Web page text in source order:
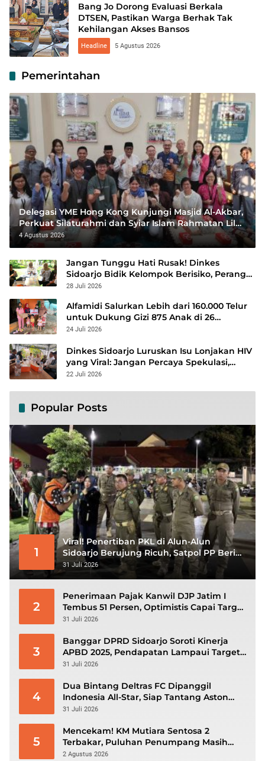
Bang Jo Dorong Evaluasi Berkala
DTSEN, Pastikan Warga Berhak Tak
Kehilangan Akses Bansos
Headline 5 Agustus 2026
Pemerintahan
Delegasi YME Hong Kong Kunjungi Masjid Al-Akbar,
Perkuat Silaturahmi dan Syiar Islam Rahmatan Lil
‘Alamin
4 Agustus 2026
Jangan Tunggu Hati Rusak! Dinkes
Sidoarjo Bidik Kelompok Berisiko, Perang
Terbuka Lawan Hepatitis
28 Juli 2026
Alfamidi Salurkan Lebih dari 160.000 Telur
untuk Dukung Gizi 875 Anak di 26
Kabupaten/Kota
24 Juli 2026
Dinkes Sidoarjo Luruskan Isu Lonjakan HIV
yang Viral: Jangan Percaya Spekulasi,
Penanganan Berbasis Data Terus
22 Juli 2026
Popular Posts
1
Viral! Penertiban PKL di Alun-Alun
Sidoarjo Berujung Ricuh, Satpol PP Beri
Klarifikasi
31 Juli 2026
2
Penerimaan Pajak Kanwil DJP Jatim I
Tembus 51 Persen, Optimistis Capai Target
Rp56,3 Triliun
31 Juli 2026
3
Banggar DPRD Sidoarjo Soroti Kinerja
APBD 2025, Pendapatan Lampaui Target
dan Defisit Berbalik Jadi Surplus
31 Juli 2026
4
Dua Bintang Deltras FC Dipanggil
Indonesia All-Star, Siap Tantang Aston
Villa di GBK
31 Juli 2026
5
Mencekam! KM Mutiara Sentosa 2
Terbakar, Puluhan Penumpang Masih
Bertahan Menunggu Evakuasi
2 Agustus 2026